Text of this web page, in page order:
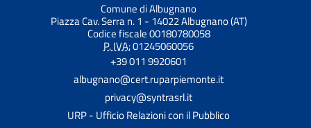
Comune di Albugnano
Piazza Cav. Serra n. 1 - 14022 Albugnano (AT)
Codice fiscale 00180780058
P. IVA:01245060056
+39 011 9920601
albugnano@cert.ruparpiemonte.it
privacy@syntrasrl.it
URP - Ufficio Relazioni con il Pubblico